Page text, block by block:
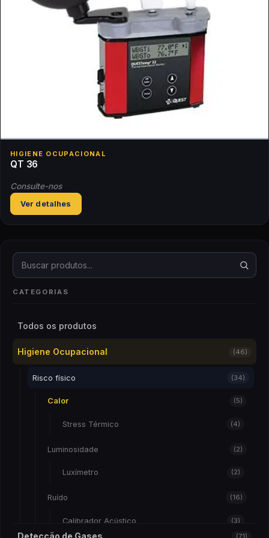
Buscar produtos
CATEGORIAS
Todos os produtos
Higiene Ocupacional (46)
Risco físico (34)
Calor (5)
Stress Térmico (4)
Luminosidade (2)
Luxímetro (2)
Ruído (16)
Calibrador Acústico (3)
(71)
HIGIENE OCUPACIONAL
QT 36
Consulte-nos
Ver detalhes